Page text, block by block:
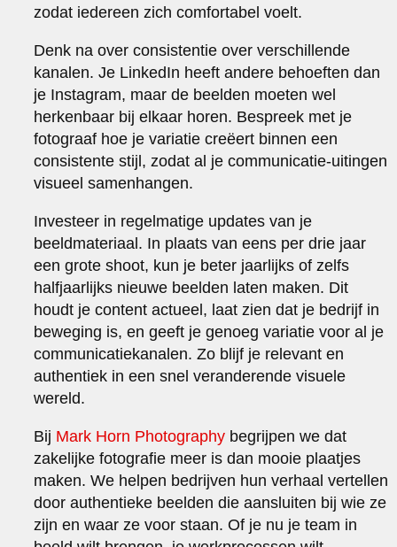
zodat iedereen zich comfortabel voelt.
Denk na over consistentie over verschillende
kanalen. Je LinkedIn heeft andere behoeften dan
je Instagram, maar de beelden moeten wel
herkenbaar bij elkaar horen. Bespreek met je
fotograaf hoe je variatie creëert binnen een
consistente stijl, zodat al je communicatie-uitingen
visueel samenhangen.
Investeer in regelmatige updates van je
beeldmateriaal. In plaats van eens per drie jaar
een grote shoot, kun je beter jaarlijks of zelfs
halfjaarlijks nieuwe beelden laten maken. Dit
houdt je content actueel, laat zien dat je bedrijf in
beweging is, en geeft je genoeg variatie voor al je
communicatiekanalen. Zo blijf je relevant en
authentiek in een snel veranderende visuele
wereld.
Bij Mark Horn Photography begrijpen we dat
zakelijke fotografie meer is dan mooie plaatjes
maken. We helpen bedrijven hun verhaal vertellen
door authentieke beelden die aansluiten bij wie ze
zijn en waar ze voor staan. Of je nu je team in